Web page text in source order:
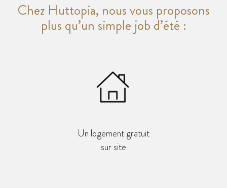
Chez Huttopia, nous vous proposons
plus qu’un simple job d’été :
Un logement gratuit
sur site